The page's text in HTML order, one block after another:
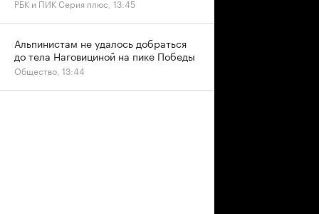
РБК и ПИК Серия плюс, 13:45
Альпинистам не удалось добраться
до тела Наговициной на пике Победы
Общество, 13:44